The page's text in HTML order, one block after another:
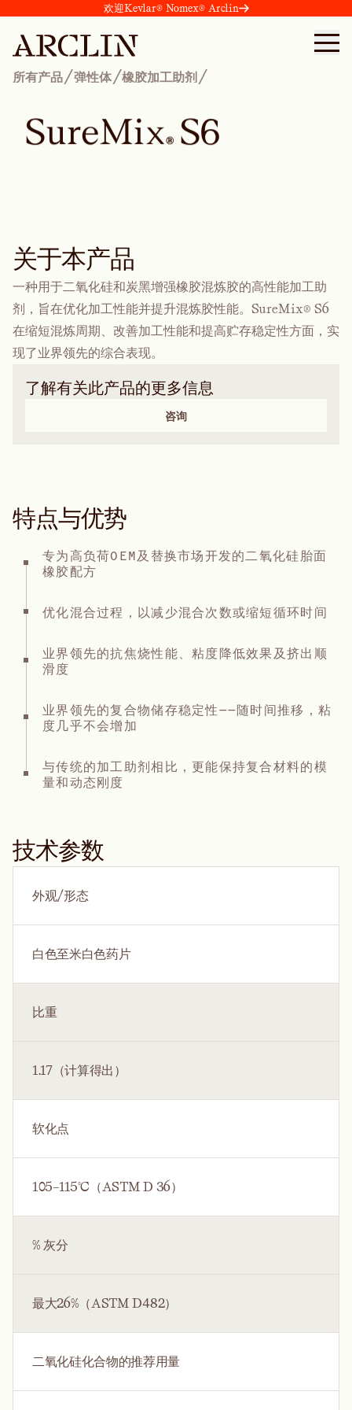
欢迎Kevlar® Nomex® Arclin
所有产品/弹性体/橡胶加工助剂/
SureMix® S6
关于本产品
一种用于二氧化硅和炭黑增强橡胶混炼胶的高性能加工助
剂，旨在优化加工性能并提升混炼胶性能。SureMix® S6
在缩短混炼周期、改善加工性能和提高贮存稳定性方面，实
现了业界领先的综合表现。
了解有关此产品的更多信息
咨询
特点与优势
专为高负荷OEM及替换市场开发的二氧化硅胎面
橡胶配方
优化混合过程，以减少混合次数或缩短循环时间
业界领先的抗焦烧性能、粘度降低效果及挤出顺
滑度
业界领先的复合物储存稳定性——随时间推移，粘
度几乎不会增加
与传统的加工助剂相比，更能保持复合材料的模
量和动态刚度
技术参数
外观/形态
白色至米白色药片
比重
1.17（计算得出）
软化点
105–115°C（ASTM D 36）
% 灰分
最大26%（ASTM D482）
二氧化硅化合物的推荐用量